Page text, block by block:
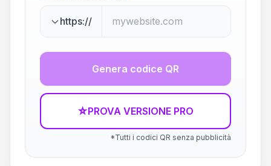
https://
Genera codice QR
☆PROVA VERSIONE PRO
*Tutti i codici QR senza pubblicità